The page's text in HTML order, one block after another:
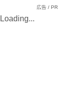
広告 / PR
Loading...